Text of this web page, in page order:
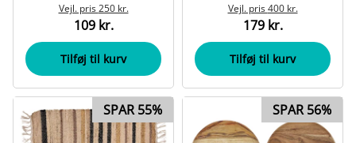
Vejl. pris250 kr.
109 kr.
Tilføj til kurv
Vejl. pris400 kr.
179 kr.
Tilføj til kurv
SPAR 55% SPAR 56%